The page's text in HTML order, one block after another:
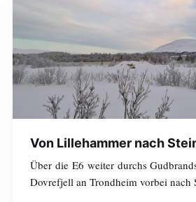
Von Lillehammer nach
Über die E6 weiter durchs
Dovrefjell an Trondheim vorbei nach